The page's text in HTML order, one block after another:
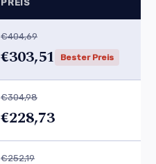
PREIS
€404,69
€303,51 Bester Preis
€304,98
€228,73
€252,19